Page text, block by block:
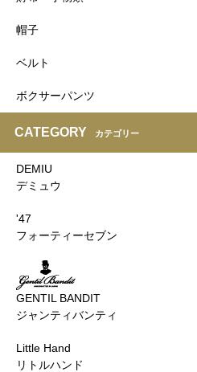
帽子
ベルト
ボクサーパンツ
CATEGORY カテゴリー
DEMIU
デミュウ
'47
フォーティーセブン
GENTIL BANDIT
ジャンティバンティ
Little Hand
リトルハンド